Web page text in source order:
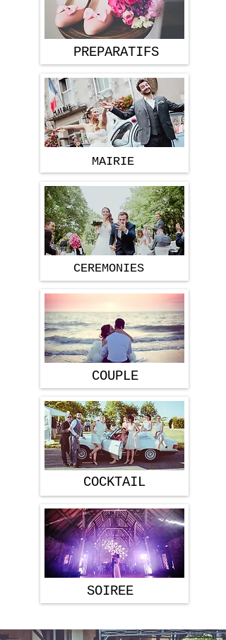
PRÉPARATIFS
PREPARATIFS
MAIRIE
CEREMONIES
COUPLE
COCKTAIL
SOIREE